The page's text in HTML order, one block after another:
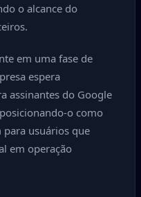
o alcance do
em uma fase de
espera
assinantes do Google
o como
usuários que
em operação